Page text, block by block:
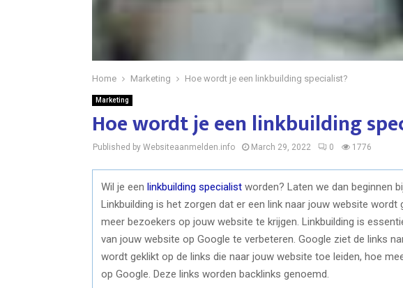
Home Marketing Hoe wordt je een linkbuilding specialist?
Marketing
Hoe wordt je een linkbuilding
Published by Websiteaanmelden.info March 29, 2022 0 1776
Wil je een linkbuilding specialist worden? Laten we dan beginnen
Linkbuilding is het zorgen dat er een link naar jouw website
meer bezoekers op jouw website te krijgen. Linkbuilding is
van jouw website op Google te verbeteren. Google ziet de links
wordt geklikt op de links die naar jouw website toe leiden, hoe
op Google. Deze links worden backlinks genoemd.